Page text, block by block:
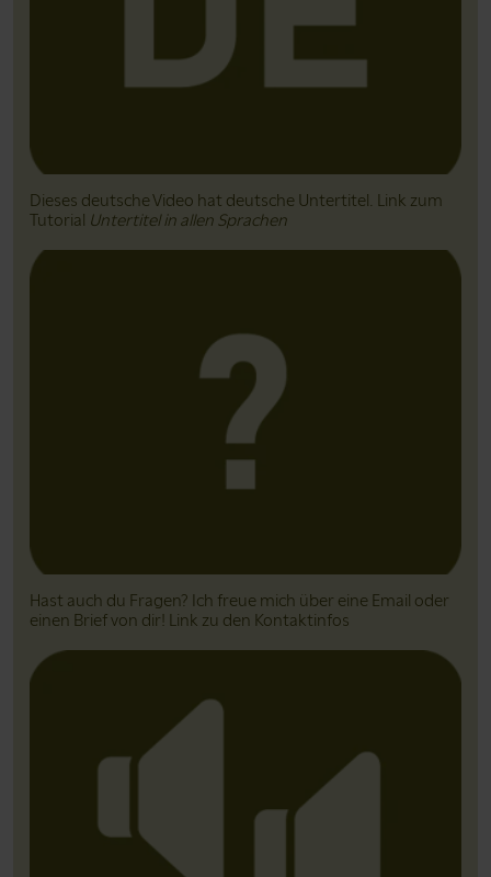
Dieses deutsche Video hat deutsche Untertitel. Link zum
Tutorial Untertitel in allen Sprachen
Hast auch du Fragen? Ich freue mich über eine Email oder
einen Brief von dir! Link zu den Kontaktinfos